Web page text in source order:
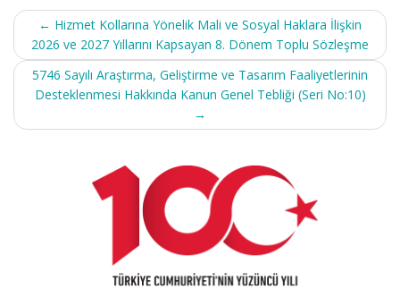
Post
navigation
← Hizmet Kollarına Yönelik Mali ve Sosyal Haklara İlişkin
2026 ve 2027 Yıllarını Kapsayan 8. Dönem Toplu Sözleşme
5746 Sayılı Araştırma, Geliştirme ve Tasarım Faaliyetlerinin
Desteklenmesi Hakkında Kanun Genel Tebliği (Seri No:10)
→